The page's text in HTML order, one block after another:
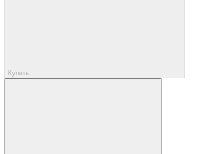
Купить